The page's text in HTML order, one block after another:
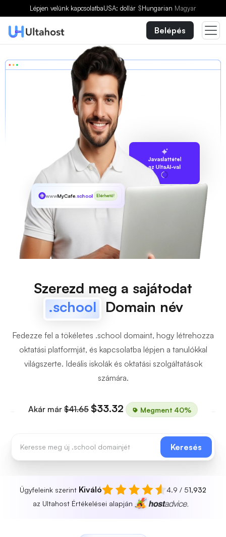
Lépjen velünk kapcsolatbaUSA: dollár $Hungarian Magyar
Belépés
Javaslattétel
az UltaAI-val
wwwMyCafe.school Elérhető!
Szerezd meg a sajátodat
.school Domain név
Fedezze fel a tökéletes .school domaint, hogy létrehozza
oktatási platformját, és kapcsolatba lépjen a tanulókkal
világszerte. Ideális iskolák és oktatási szolgáltatások
számára.
Akár már $41.65 $33.32 Megment 40%
Keresés
Ügyfeleink szerint Kiváló 4.9 / 51,932
az Ultahost Értékelései alapján